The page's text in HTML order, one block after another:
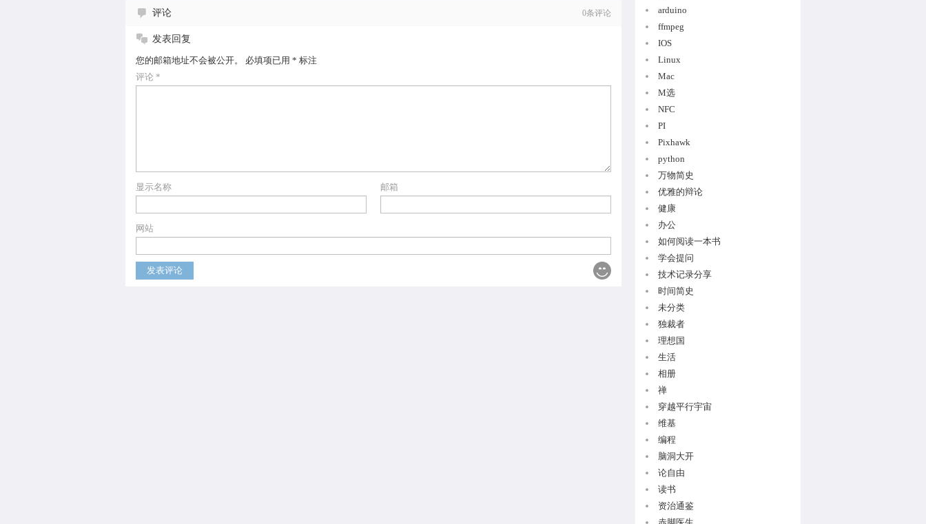
评论 0条评论
发表回复
您的邮箱地址不会被公开。 必填项已用 * 标注
评论 *
显示名称 邮箱
网站
arduino
ffmpeg
IOS
Linux
Mac
M选
NFC
PI
Pixhawk
python
万物简史
优雅的辩论
健康
办公
如何阅读一本书
学会提问
技术记录分享
时间简史
未分类
独裁者
理想国
生活
相册
禅
穿越平行宇宙
维基
编程
脑洞大开
论自由
读书
资治通鉴